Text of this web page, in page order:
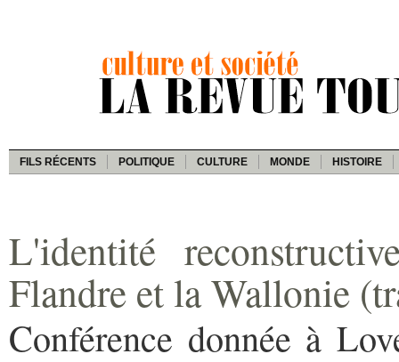
FILS RÉCENTS POLITIQUE CULTURE MONDE HISTOIRE
L'identité
Flandre et la Wallonie
Conférence donnée à